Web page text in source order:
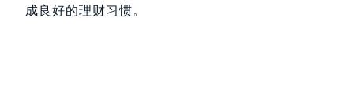
成良好的理财习惯。